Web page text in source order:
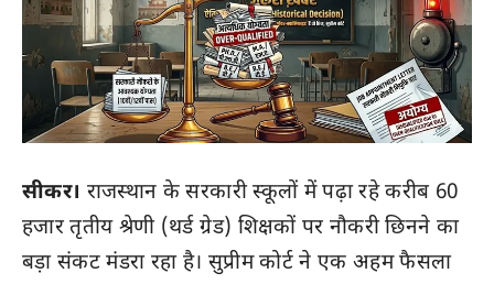
सीकर। राजस्थान के सरकारी स्कूलों में पढ़ा रहे करीब 60
हजार तृतीय श्रेणी (थर्ड ग्रेड) शिक्षकों पर नौकरी छिनने का
बड़ा संकट मंडरा रहा है। सुप्रीम कोर्ट ने एक अहम फैसला